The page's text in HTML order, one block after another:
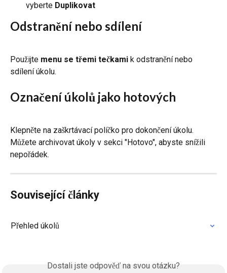
vyberte Duplikovat
Odstranění nebo sdílení
Použijte menu se třemi tečkami k odstranění nebo
sdílení úkolu.
Označení úkolů jako hotových
Klepněte na zaškrtávací políčko pro dokončení úkolu.
Můžete archivovat úkoly v sekci "Hotovo", abyste snížili
nepořádek.
Související články
Přehled úkolů
Dostali jste odpověď na svou otázku?